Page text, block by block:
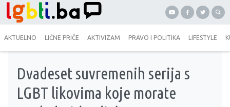
AKTUELNO LIČNE PRIČE AKTIVIZAM PRAVO I POLITIKA LIFESTYLE
Dvadeset suvremenih serija s
LGBT likovima koje morate